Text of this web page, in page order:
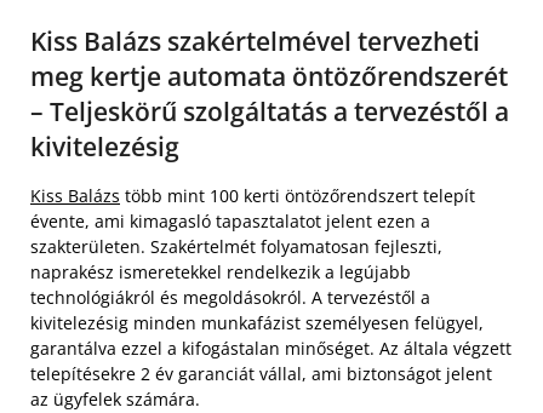
Kiss Balázs szakértelmével tervezheti
meg kertje automata öntözőrendszerét
– Teljeskörű szolgáltatás a tervezéstől a
kivitelezésig
Kiss Balázs több mint 100 kerti öntözőrendszert telepít
évente, ami kimagasló tapasztalatot jelent ezen a
szakterületen. Szakértelmét folyamatosan fejleszti,
naprakész ismeretekkel rendelkezik a legújabb
technológiákról és megoldásokról. A tervezéstől a
kivitelezésig minden munkafázist személyesen felügyel,
garantálva ezzel a kifogástalan minőséget. Az általa végzett
telepítésekre 2 év garanciát vállal, ami biztonságot jelent
az ügyfelek számára.